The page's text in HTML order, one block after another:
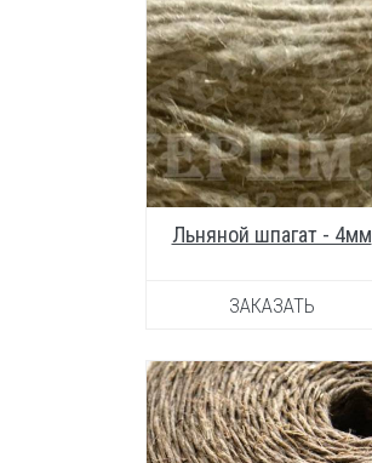
УВЕЛИЧИТЬ ФОТО
Льняной шпагат - 4мм
ЗАКАЗАТЬ